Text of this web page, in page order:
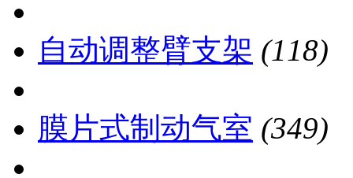
自动调整臂支架 (118)
膜片式制动气室 (349)